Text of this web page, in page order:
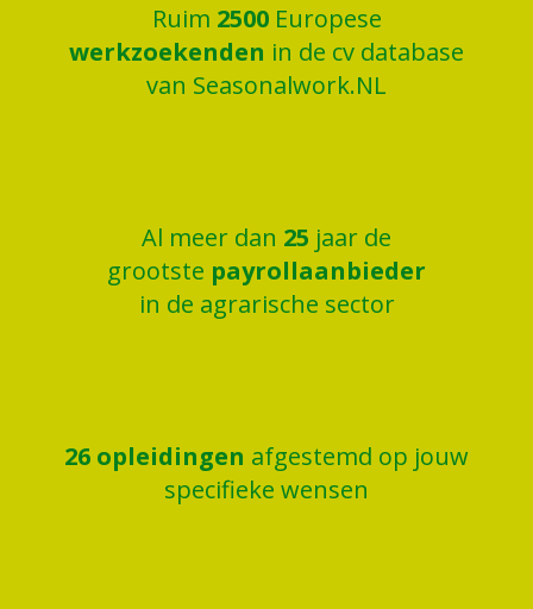
Ruim 2500 Europese
werkzoekenden in de cv database
van Seasonalwork.NL
Al meer dan 25 jaar de
grootste payrollaanbieder
in de agrarische sector
26 opleidingen afgestemd op jouw
specifieke wensen